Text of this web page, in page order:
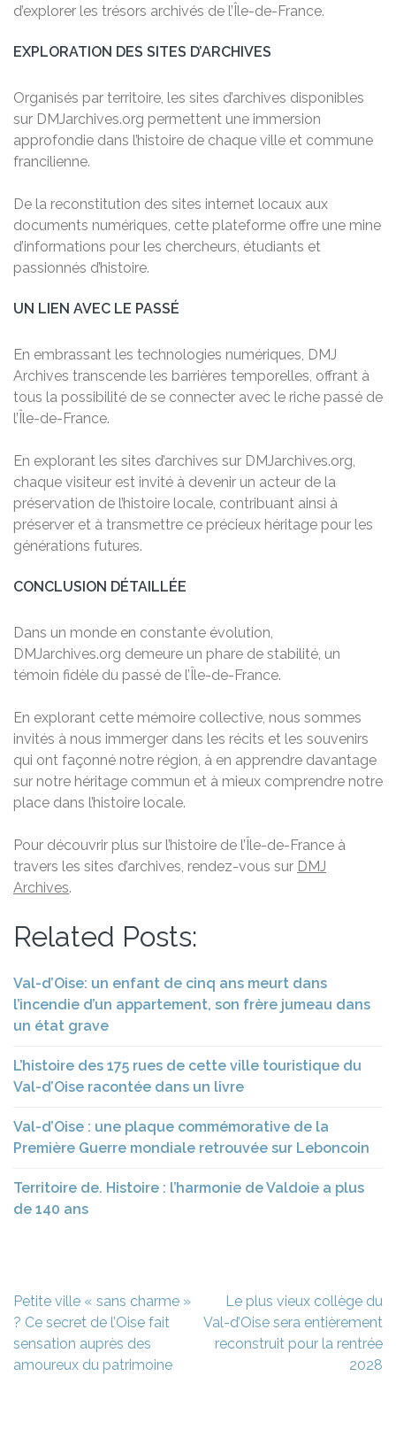
d’explorer les trésors archivés de l’Île-de-France.
EXPLORATION DES SITES D’ARCHIVES
Organisés par territoire, les sites d’archives disponibles
sur DMJarchives.org permettent une immersion
approfondie dans l’histoire de chaque ville et commune
francilienne.
De la reconstitution des sites internet locaux aux
documents numériques, cette plateforme offre une mine
d’informations pour les chercheurs, étudiants et
passionnés d’histoire.
UN LIEN AVEC LE PASSÉ
En embrassant les technologies numériques, DMJ
Archives transcende les barrières temporelles, offrant à
tous la possibilité de se connecter avec le riche passé de
l’Île-de-France.
En explorant les sites d’archives sur DMJarchives.org,
chaque visiteur est invité à devenir un acteur de la
préservation de l’histoire locale, contribuant ainsi à
préserver et à transmettre ce précieux héritage pour les
générations futures.
CONCLUSION DÉTAILLÉE
Dans un monde en constante évolution,
DMJarchives.org demeure un phare de stabilité, un
témoin fidèle du passé de l’Île-de-France.
En explorant cette mémoire collective, nous sommes
invités à nous immerger dans les récits et les souvenirs
qui ont façonné notre région, à en apprendre davantage
sur notre héritage commun et à mieux comprendre notre
place dans l’histoire locale.
Pour découvrir plus sur l’histoire de l’Île-de-France à
travers les sites d’archives, rendez-vous sur DMJ
Archives.
Related Posts:
Val-d’Oise: un enfant de cinq ans meurt dans
l’incendie d’un appartement, son frère jumeau dans
un état grave
L’histoire des 175 rues de cette ville touristique du
Val-d’Oise racontée dans un livre
Val-d’Oise : une plaque commémorative de la
Première Guerre mondiale retrouvée sur Leboncoin
Territoire de. Histoire : l’harmonie de Valdoie a plus
de 140 ans
Navigation
de
l’article
Petite ville « sans charme »
? Ce secret de l’Oise fait
sensation auprès des
amoureux du patrimoine
Le plus vieux collège du
Val-d’Oise sera entièrement
reconstruit pour la rentrée
2028